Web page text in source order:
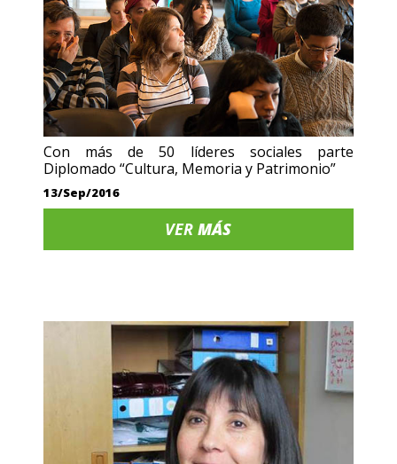
Con más de 50 líderes sociales parte
Diplomado “Cultura, Memoria y Patrimonio”
13/Sep/2016
VERMÁS